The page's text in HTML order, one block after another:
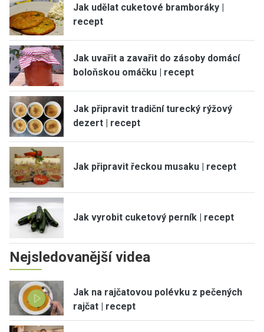
Jak udělat cuketové bramboráky |
recept
Jak uvařit a zavařit do zásoby domácí
boloňskou omáčku | recept
Jak připravit tradiční turecký rýžový
dezert | recept
Jak připravit řeckou musaku | recept
Jak vyrobit cuketový perník | recept
Nejsledovanější videa
Jak na rajčatovou polévku z pečených
rajčat | recept